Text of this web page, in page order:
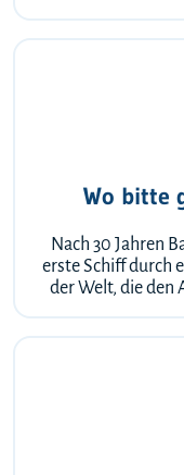
Wo bitte
Nach 30 Jahren
erste Schiff durch
der Welt, die den